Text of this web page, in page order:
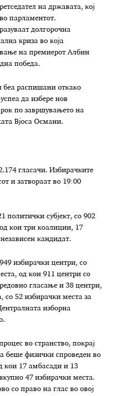
на државата, кој
парламентот.
долгорочна
криза во која
на премиерот Албин
победа.
беа распишани откако
да избере нов
рок по завршувањето на
Вјоса Османи.
гласачи. Избирачките
и затвораат во 19:00
политички субјект, со 902
кои три коалиции, 17
кандидат.
избирачки центри, со
од кои 911 центри со
гласање и 38 центри,
со 52 избирачки места за
изборна
во странство, покрај
беше физички спроведен во
кои 17 амбасади и 13
47 избирачки места.
со право на глас во овој